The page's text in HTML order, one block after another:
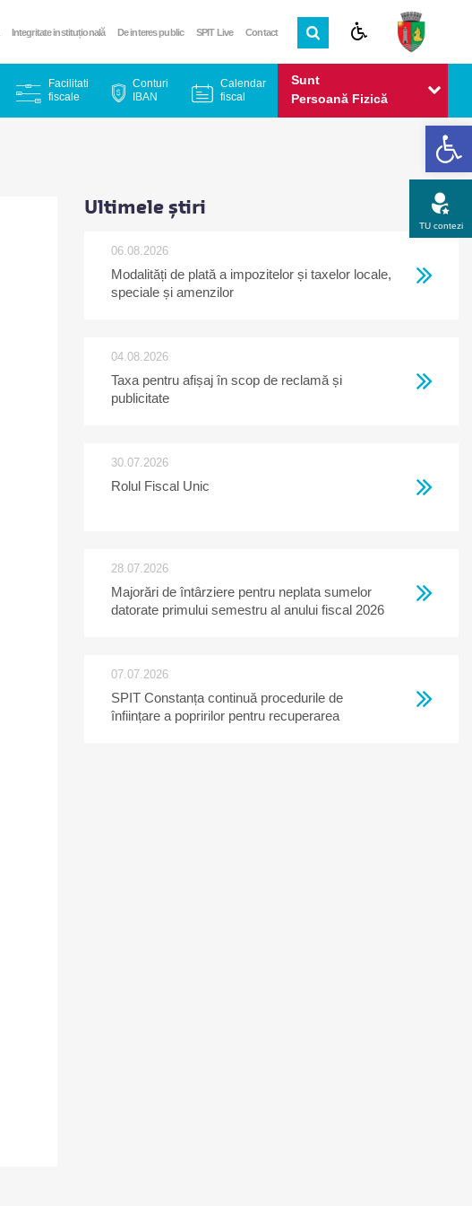
Integritate instituțională De interes public SPIT Live Contact
Sunt
Persoană Fizică
Facilitati
fiscale
Conturi
IBAN
Calendar
fiscal
Ultimele știri
06.08.2026
Modalități de plată a impozitelor și taxelor locale,
speciale și amenzilor
04.08.2026
Taxa pentru afișaj în scop de reclamă și
publicitate
30.07.2026
Rolul Fiscal Unic
28.07.2026
Majorări de întârziere pentru neplata sumelor
datorate primului semestru al anului fiscal 2026
07.07.2026
SPIT Constanța continuă procedurile de
înființare a popririlor pentru recuperarea
TU contezi
Opinia ta
Apel gratuit
Newsletter
Program